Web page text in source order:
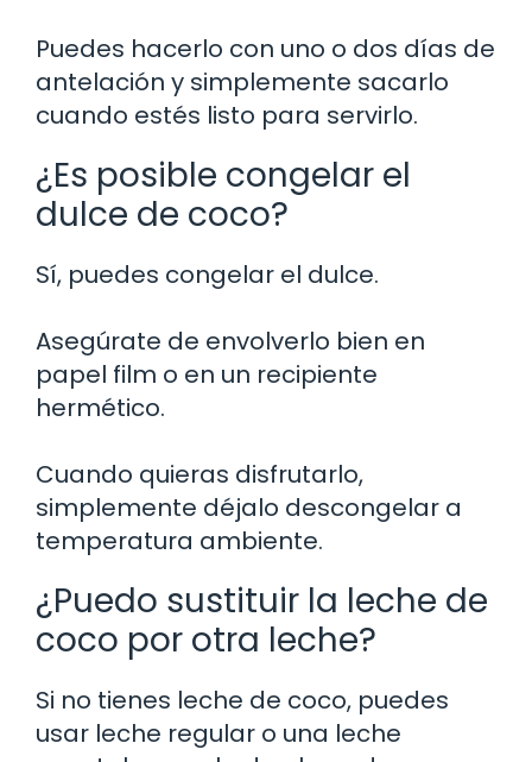
Puedes hacerlo con uno o dos días de
antelación y simplemente sacarlo
cuando estés listo para servirlo.
¿Es posible congelar el
dulce de coco?
Sí, puedes congelar el dulce.
Asegúrate de envolverlo bien en
papel film o en un recipiente
hermético.
Cuando quieras disfrutarlo,
simplemente déjalo descongelar a
temperatura ambiente.
¿Puedo sustituir la leche de
coco por otra leche?
Si no tienes leche de coco, puedes
usar leche regular o una leche